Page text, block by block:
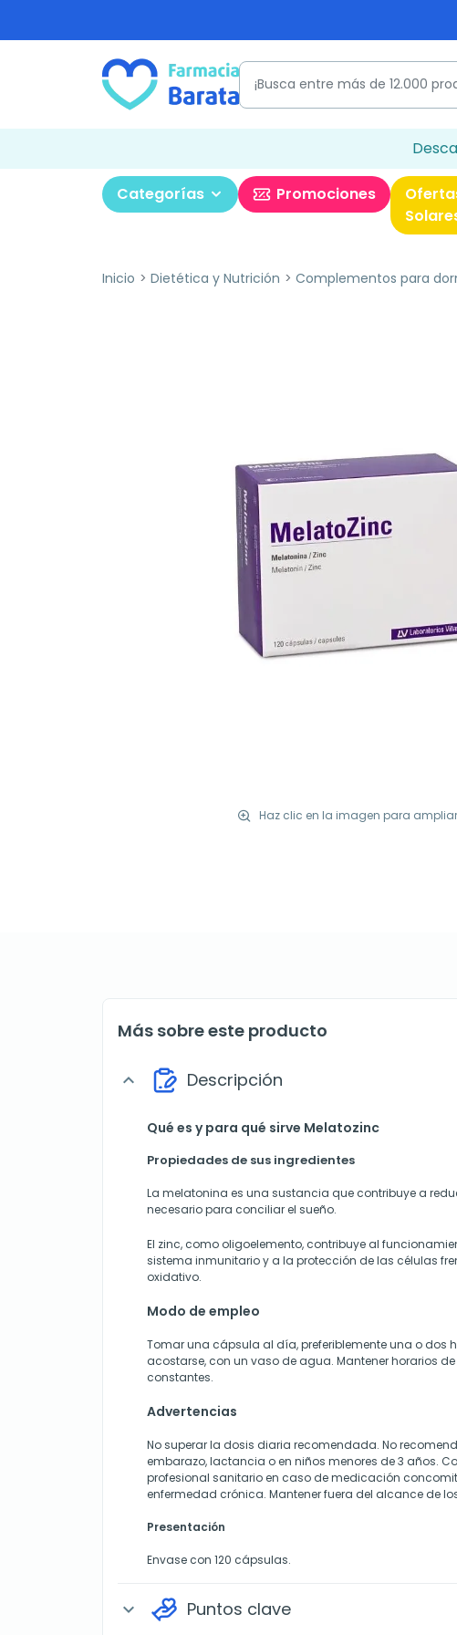
Categorías Promociones
Inicio Dietética y Nutrición Complementos para
Haz clic en la imagen para
Más sobre este producto
expand_more Descripción
Qué es y para qué sirve Melatozinc
Propiedades de sus ingredientes
La melatonina es una sustancia que contribuye a
necesario para conciliar el sueño.
El zinc, como oligoelemento, contribuye al
sistema inmunitario y a la protección de las células
oxidativo.
Modo de empleo
Tomar una cápsula al día, preferiblemente una o dos
acostarse, con un vaso de agua. Mantener horarios
constantes.
Advertencias
No superar la dosis diaria recomendada. No
embarazo, lactancia o en niños menores de 3 años.
profesional sanitario en caso de medicación
enfermedad crónica. Mantener fuera del alcance de
Presentación
Envase con 120 cápsulas.
expand_more Puntos clave